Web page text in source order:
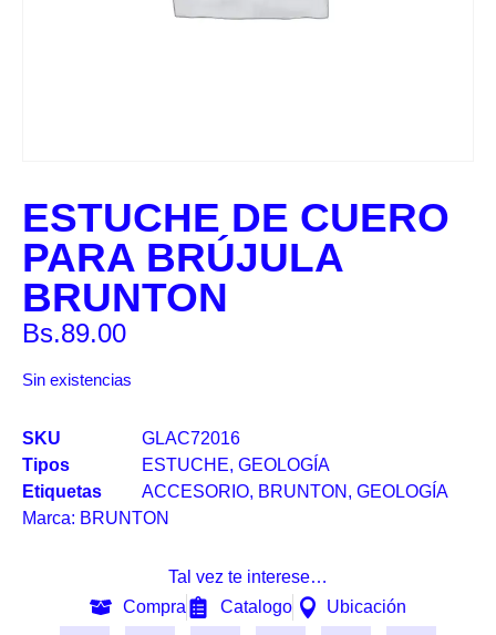
ESTUCHE DE CUERO
PARA BRÚJULA
BRUNTON
Bs.89.00
Sin existencias
SKU
GLAC72016
Tipos
ESTUCHE, GEOLOGÍA
Etiquetas
ACCESORIO, BRUNTON , GEOLOGÍA
Marca: BRUNTON
Tal vez te interese…
Compra
Catalogo Ubicación